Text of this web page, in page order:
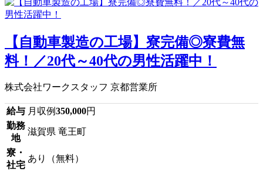
【自動車製造の工場】寮完備◎寮費無
料！／20代～40代の男性活躍中！
株式会社ワークスタッフ 京都営業所
給与 月収例350,000円
勤務
地
滋賀県 竜王町
寮・
社宅
あり（無料）